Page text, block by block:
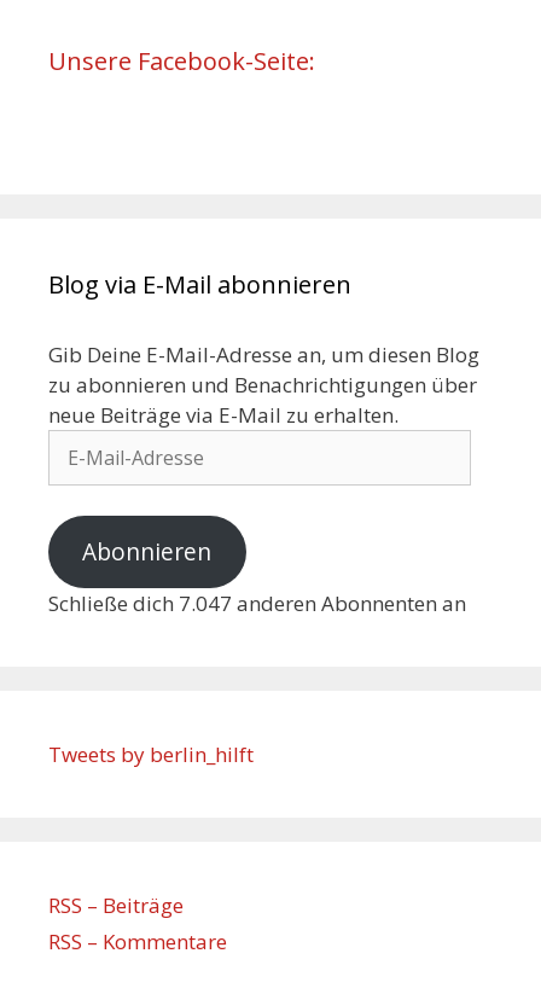
Unsere Facebook-Seite:
Blog via E-Mail abonnieren
Gib Deine E-Mail-Adresse an, um diesen Blog
zu abonnieren und Benachrichtigungen über
neue Beiträge via E-Mail zu erhalten.
Abonnieren
Schließe dich 7.047 anderen Abonnenten an
Tweets by berlin_hilft
RSS – Beiträge
RSS – Kommentare